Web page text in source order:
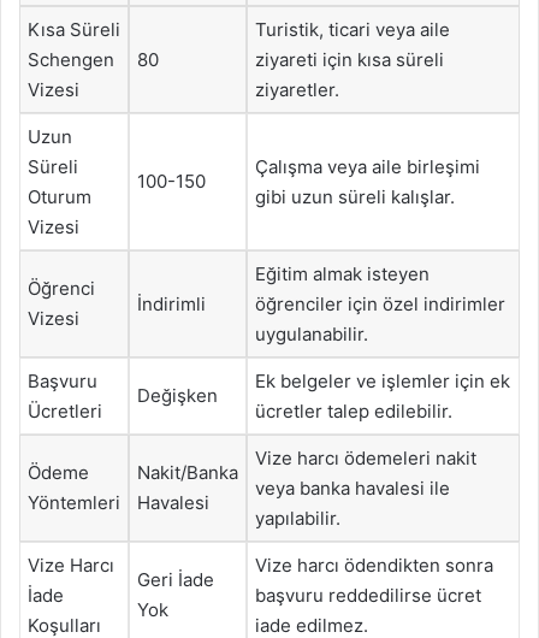
Kısa Süreli
Schengen
Vizesi
80
Turistik, ticari veya aile
ziyareti için kısa süreli
ziyaretler.
Uzun
Süreli
Oturum
Vizesi
100-150
Çalışma veya aile birleşimi
gibi uzun süreli kalışlar.
Öğrenci
Vizesi
İndirimli
Eğitim almak isteyen
öğrenciler için özel indirimler
uygulanabilir.
Başvuru
Ücretleri
Değişken
Ek belgeler ve işlemler için ek
ücretler talep edilebilir.
Ödeme
Yöntemleri
Nakit/Banka
Havalesi
Vize harcı ödemeleri nakit
veya banka havalesi ile
yapılabilir.
Vize Harcı
İade
Koşulları
Geri İade
Yok
Vize harcı ödendikten sonra
başvuru reddedilirse ücret
iade edilmez.